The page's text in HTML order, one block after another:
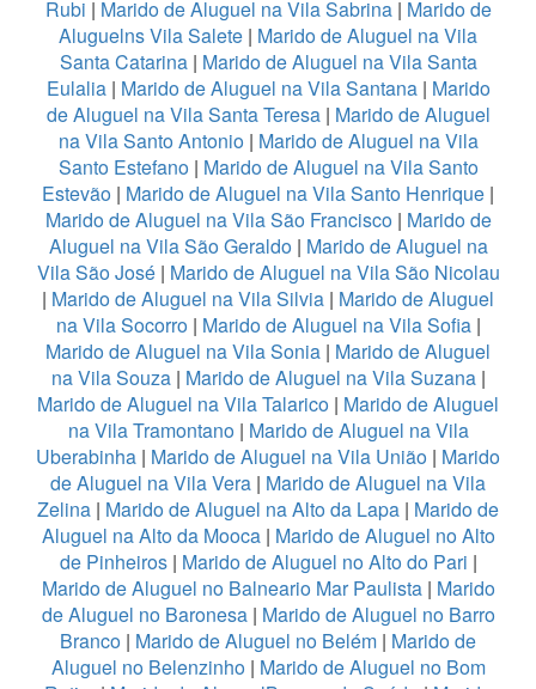
Rubi | Marido de Aluguel na Vila Sabrina| Marido de
Aluguelns Vila Salete | Marido de Aluguel na Vila
Santa Catarina| Marido de Aluguel na Vila Santa
Eulalia| Marido de Aluguel na Vila Santana| Marido
de Aluguel na Vila Santa Teresa| Marido de Aluguel
na Vila Santo Antonio| Marido de Aluguel na Vila
Santo Estefano| Marido de Aluguel na Vila Santo
Estevão | Marido de Aluguel na Vila Santo Henrique |
Marido de Aluguel na Vila São Francisco| Marido de
Aluguel na Vila São Geraldo| Marido de Aluguel na
Vila São José| Marido de Aluguel na Vila São Nicolau
| Marido de Aluguel na Vila Silvia | Marido de Aluguel
na Vila Socorro| Marido de Aluguel na Vila Sofia|
Marido de Aluguel na Vila Sonia | Marido de Aluguel
na Vila Souza| Marido de Aluguel na Vila Suzana|
Marido de Aluguel na Vila Talarico | Marido de Aluguel
na Vila Tramontano| Marido de Aluguel na Vila
Uberabinha | Marido de Aluguel na Vila União | Marido
de Aluguel na Vila Vera | Marido de Aluguel na Vila
Zelina | Marido de Aluguel na Alto da Lapa | Marido de
Aluguel na Alto da Mooca| Marido de Aluguel no Alto
de Pinheiros| Marido de Aluguel no Alto do Pari |
Marido de Aluguel no Balneario Mar Paulista| Marido
de Aluguel no Baronesa| Marido de Aluguel no Barro
Branco | Marido de Aluguel no Belém | Marido de
Aluguel no Belenzinho| Marido de Aluguel no Bom